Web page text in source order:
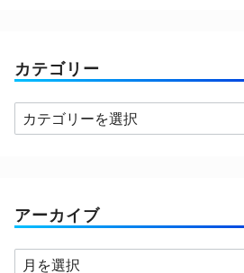
カテゴリー
カ
テ
ー
アーカイブ
ア